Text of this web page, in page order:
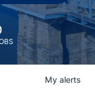
My alerts